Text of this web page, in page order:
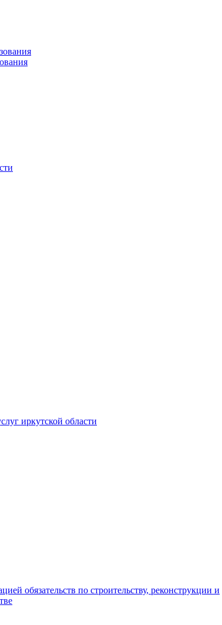
иркутской области
обязательств по строительству, реконструкции и